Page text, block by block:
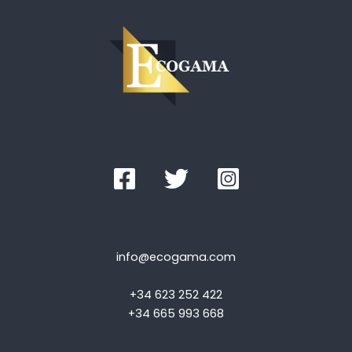
info@ecogama.com
+34 623 252 422
+34 665 993 668